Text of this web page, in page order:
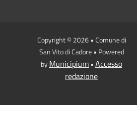
Copyright © 2026 • Comune di
San Vito di Cadore • Powered
byMunicipium• Accesso
redazione